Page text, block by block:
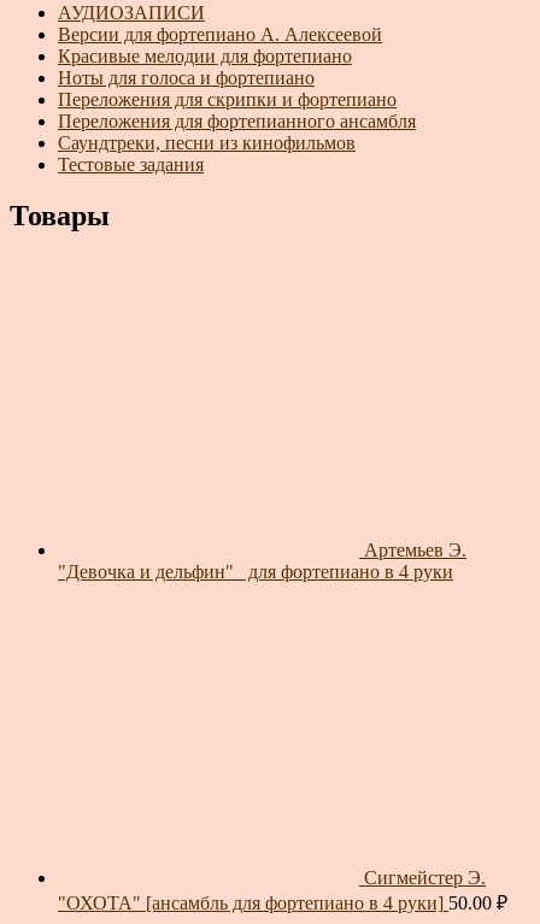
АУДИОЗАПИСИ
Версии для фортепиано А. Алексеевой
Красивые мелодии для фортепиано
Ноты для голоса и фортепиано
Переложения для скрипки и фортепиано
Переложения для фортепианного ансамбля
Саундтреки, песни из кинофильмов
Тестовые задания
Товары
Артемьев Э.
"Девочка и дельфин"_ для фортепиано в 4 руки
Сигмейстер Э.
"ОХОТА" [ансамбль для фортепиано в 4 руки] 50.00 ₽